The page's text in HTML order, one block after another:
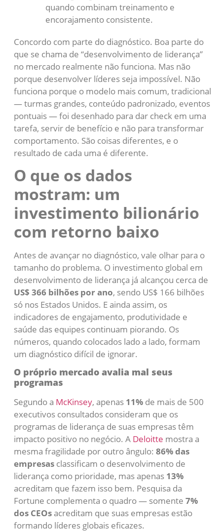
quando combinam treinamento e
encorajamento consistente.
Concordo com parte do diagnóstico. Boa parte do
que se chama de “desenvolvimento de liderança”
no mercado realmente não funciona. Mas não
porque desenvolver líderes seja impossível. Não
funciona porque o modelo mais comum, tradicional
— turmas grandes, conteúdo padronizado, eventos
pontuais — foi desenhado para dar check em uma
tarefa, servir de benefício e não para transformar
comportamento. São coisas diferentes, e o
resultado de cada uma é diferente.
O que os dados
mostram: um
investimento bilionário
com retorno baixo
Antes de avançar no diagnóstico, vale olhar para o
tamanho do problema. O investimento global em
desenvolvimento de liderança já alcançou cerca de
US$ 366 bilhões por ano, sendo US$ 166 bilhões
só nos Estados Unidos. E ainda assim, os
indicadores de engajamento, produtividade e
saúde das equipes continuam piorando. Os
números, quando colocados lado a lado, formam
um diagnóstico difícil de ignorar.
O próprio mercado avalia mal seus
programas
Segundo a McKinsey, apenas 11% de mais de 500
executivos consultados consideram que os
programas de liderança de suas empresas têm
impacto positivo no negócio. A Deloitte mostra a
mesma fragilidade por outro ângulo: 86% das
empresas classificam o desenvolvimento de
liderança como prioridade, mas apenas 13%
acreditam que fazem isso bem. Pesquisa da
Fortune complementa o quadro — somente 7%
dos CEOsacreditam que suas empresas estão
formando líderes globais eficazes.